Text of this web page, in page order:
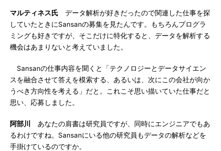
マルティネス氏 データ解析が好きだったので関連した仕事を探
していたときにSansanの募集を見たんです。もちろんプログラ
ミングも好きですが、そこだけに特化すると、データを解析する
機会はあまりないと考えていました。
Sansanの仕事内容を聞くと「テクノロジーとデータサイエン
スを融合させて答えを模索する、あるいは、次にこの会社が向か
うべき方向性を考える」だと。これこそ思い描いていた仕事だと
思い、応募しました。
阿部川 あなたの肩書は研究員ですが、同時にエンジニアでもあ
るわけですね。Sansanにいる他の研究員もデータの解析などを
手掛けているのですか。